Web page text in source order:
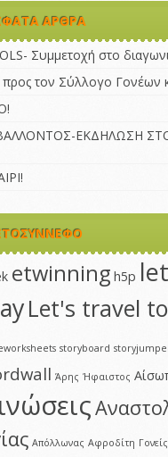
ΆΡΘΡΑ
Συμμετοχή στο
προς τον Σύλλογο Γονέων
ΕΚΔΗΛΩΣΗ
etwinning h5p
Let's travel
storyboard
Άρης Ήφαιστος
Απόλλωνας Αφροδίτη Γονείς